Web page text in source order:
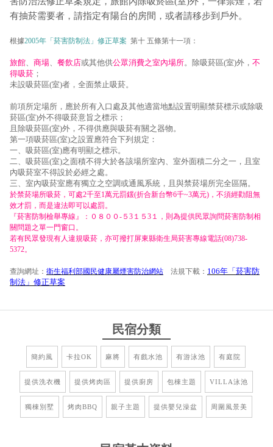
有抽菸需要者，請指定有陽台的房間，或者請移步到戶外。
根據2005年「菸害防制法」修正草案 第十 五條第十一項：
旅館、 商場、 餐飲店或其他供公眾消費之室內場所。除吸菸區(室)外， 不
得吸菸 ；
未設吸菸區(室)者，全面禁止吸菸。
前項所定場所，應於所有入口處及其他適當地點設置明顯禁菸標示或除吸
菸區(室)外不得吸菸意旨之標示；
且除吸菸區(室)外，不得供應與吸菸有關之器物。
第一項吸菸區(室)之設置應符合下列規定：
一、吸菸區(室)應有明顯之標示。
二、吸菸區(室)之面積不得大於各該場所室內、室外面積二分之一，且室
內吸菸室不得設於必經之處。
三、室內吸菸室應有獨立之空調或通風系統，且與禁菸場所完全區隔。
於禁菸場所吸菸，可處2千至1萬元罰鍰(折合新台幣6千~3萬元)，不須經勸阻無
效才罰，而是違法即可以處罰。
『菸害防制檢舉專線』：０８００-５3１５3１，則為提供民眾詢問菸害防制相
關問題之單一門窗口。
若有民眾發現有人違規吸菸，亦可撥打屏東縣衛生局菸害專線電話(08)738-
5372。
查詢網址： 衛生福利部國民健康屬煙害防治網站 法規下載： 106年「菸害防
制法」修正草案
民宿分類
簡約風 卡拉OK 麻將 有戲水池 有游泳池 有庭院
提供洗衣機 提供烤肉區 提供廚房 包棟主題 VILLA泳池
獨棟別墅 烤肉BBQ 親子主題 提供嬰兒澡盆 周圍風景美